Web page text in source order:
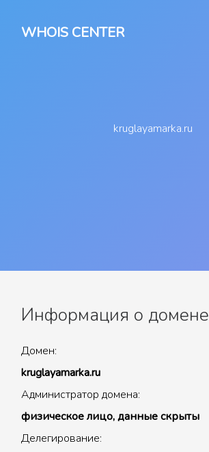
WHOIS CENTER
kruglayamarka.ru
Информация о домене
Домен:
kruglayamarka.ru
Администратор домена:
физическое лицо, данные скрыты
Делегирование: